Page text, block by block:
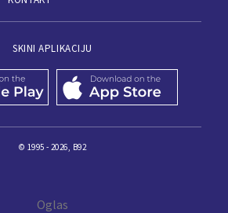
SKINI APLIKACIJU
© 1995 - 2026, B92